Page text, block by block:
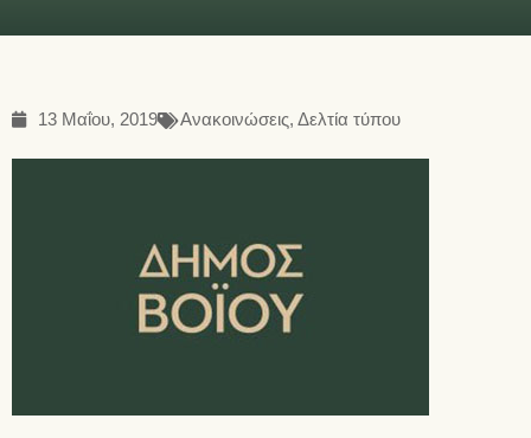
13 Μαΐου, 2019 Ανακοινώσεις,Δελτία τύπου